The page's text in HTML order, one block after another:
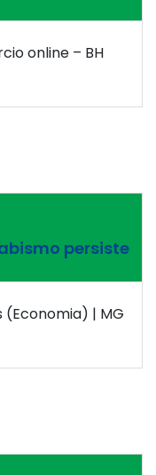
online – BH
persiste
(Economia) | MG